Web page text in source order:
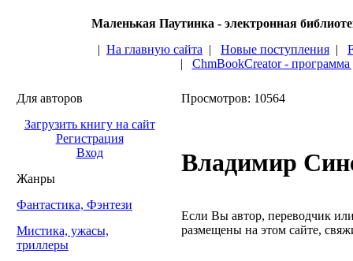
Маленькая Паутинка - электронная
| На главную сайта | Новые поступления |
| ChmBookCreator -
Для авторов
Загрузить книгу на сайт
Регистрация
Вход
Жанры
Фантастика, Фэнтези
Мистика, ужасы,
триллеры
Просмотров: 10564
Владимир
Если Вы автор, переводчик
размещены на этом сайте,